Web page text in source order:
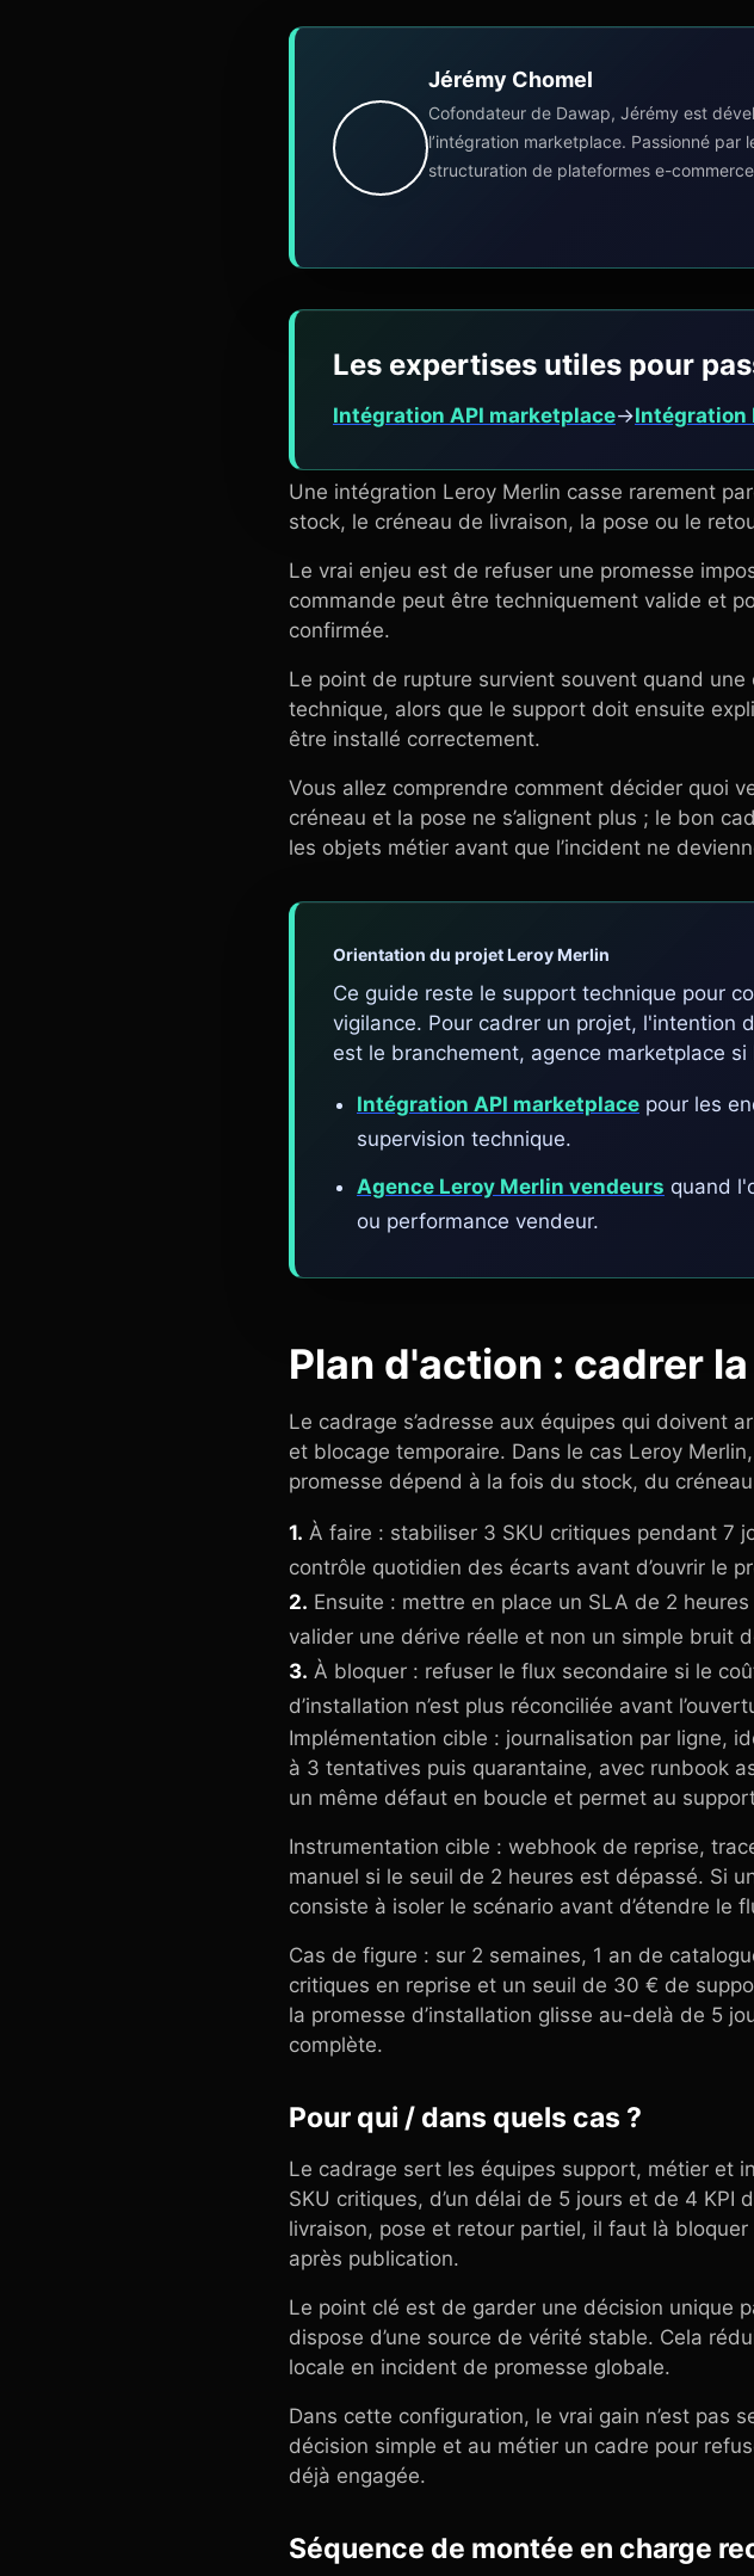
Jérémy Chomel
Cofondateur de Dawap, Jérémy est
l’intégration marketplace. Passionné par
structuration de plateformes e-
Les expertises utiles pour
Intégration API marketplace→Intégration
Une intégration Leroy Merlin casse rarement
stock, le créneau de livraison, la pose ou le
Le vrai enjeu est de refuser une promesse
commande peut être techniquement valide et
confirmée.
Le point de rupture survient souvent quand
technique, alors que le support doit ensuite
être installé correctement.
Vous allez comprendre comment décider quoi
créneau et la pose ne s’alignent plus ; le bon
les objets métier avant que l’incident ne
Orientation du projet Leroy Merlin
Ce guide reste le support technique pour
vigilance. Pour cadrer un projet, l'intention
est le branchement, agence marketplace
Intégration API marketplace pour les
supervision technique.
Agence Leroy Merlin vendeurs quand
ou performance vendeur.
Plan d'action : cadrer
Le cadrage s’adresse aux équipes qui doivent
et blocage temporaire. Dans le cas Leroy
promesse dépend à la fois du stock, du
1. À faire : stabiliser 3 SKU critiques pendant 7
contrôle quotidien des écarts avant d’ouvrir le
2. Ensuite : mettre en place un SLA de 2
valider une dérive réelle et non un simple bruit
3. À bloquer : refuser le flux secondaire si le
d’installation n’est plus réconciliée avant
Implémentation cible : journalisation par ligne,
à 3 tentatives puis quarantaine, avec runbook
un même défaut en boucle et permet au
Instrumentation cible : webhook de reprise,
manuel si le seuil de 2 heures est dépassé. Si
consiste à isoler le scénario avant d’étendre le
Cas de figure : sur 2 semaines, 1 an de
critiques en reprise et un seuil de 30 € de
la promesse d’installation glisse au-delà de 5
complète.
Pour qui / dans quels cas ?
Le cadrage sert les équipes support, métier et
SKU critiques, d’un délai de 5 jours et de 4
livraison, pose et retour partiel, il faut là
après publication.
Le point clé est de garder une décision unique
dispose d’une source de vérité stable. Cela
locale en incident de promesse globale.
Dans cette configuration, le vrai gain n’est pas
décision simple et au métier un cadre pour
déjà engagée.
Séquence de montée en charge